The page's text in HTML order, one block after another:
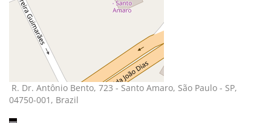
R. Dr. Antônio Bento, 723 - Santo Amaro, São Paulo - SP,
04750-001, Brazil